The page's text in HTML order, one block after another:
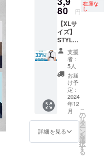
60円】
（税
込・送
料込）
[サ
イズ] S
サイ
ズ ア
ンダー
バス
ト：62
～67cm
80 円
在庫な
し
【XLサ
イズ】
STYLE
ARTIST
SMART
LIGHT×
1個【超
早割
33％OF
F】 一
般販売
予定価
格
5,980円
（税
込）
支援
者：
5人
お届
け予
定：
2024
年12
月
詳細を見る
こ
の
リ
タ
ー
ン
を
選
択
す
る